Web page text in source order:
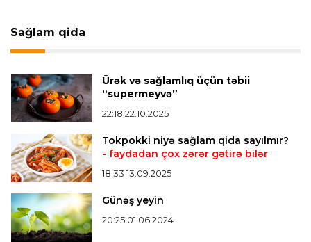
Verstappen öz komandasının "Formula 1"də
iştirak etməyəcəyini açıqladı
Bütün xəbərlər >>>
Sağlam qida
Ürək və sağlamlıq üçün təbii
“supermeyvə”
22:18 22.10.2025
Tokpokki niyə sağlam qida sayılmır?
- faydadan çox zərər gətirə bilər
18:33 13.09.2025
Günəş yeyin
20:25 01.06.2024